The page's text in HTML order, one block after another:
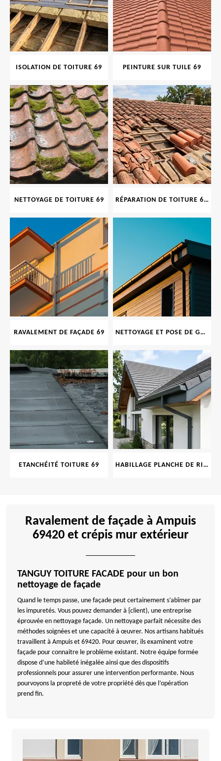
ISOLATION DE TOITURE 69 PEINTURE SUR TUILE 69
NETTOYAGE DE TOITURE 69 RÉPARATION DE TOITURE 69 RHONE, TUILES CASSÉES OU ABIMÉES
RAVALEMENT DE FAÇADE 69 NETTOYAGE ET POSE DE GOUTTIÈRE 69
ETANCHÉITÉ TOITURE 69 HABILLAGE PLANCHE DE RIVE 69
Ravalement de façade à Ampuis
69420 et crépis mur extérieur
TANGUY TOITURE FACADE pour un bon
nettoyage de façade
Quand le temps passe, une façade peut certainement s’abîmer par
les impuretés. Vous pouvez demander à {client), une entreprise
éprouvée en nettoyage façade. Un nettoyage parfait nécessite des
méthodes soignées et une capacité à œuvrer. Nos artisans habitués
travaillent à Ampuis et 69420. Pour œuvrer, ils examinent votre
façade pour connaitre le problème existant. Notre équipe formée
dispose d’une habileté inégalée ainsi que des dispositifs
professionnels pour assurer une intervention performante. Nous
pourvoyons la propreté de votre propriété dès que l’opération
prend fin.